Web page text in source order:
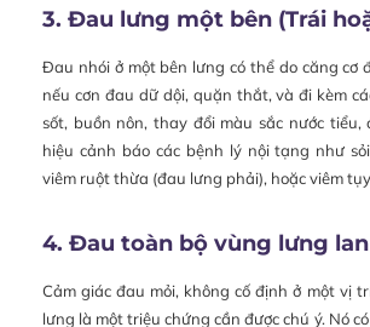
3. Đau lưng một bên (Trái
Đau nhói ở một bên lưng có thể do căng cơ
nếu cơn đau dữ dội, quặn thắt, và đi kèm
sốt, buồn nôn, thay đổi màu sắc nước tiểu,
hiệu cảnh báo các bệnh lý nội tạng như
viêm ruột thừa (đau lưng phải), hoặc viêm
4. Đau toàn bộ vùng lưng
Cảm giác đau mỏi, không cố định ở một vị
lưng là một triệu chứng cần được chú ý. Nó